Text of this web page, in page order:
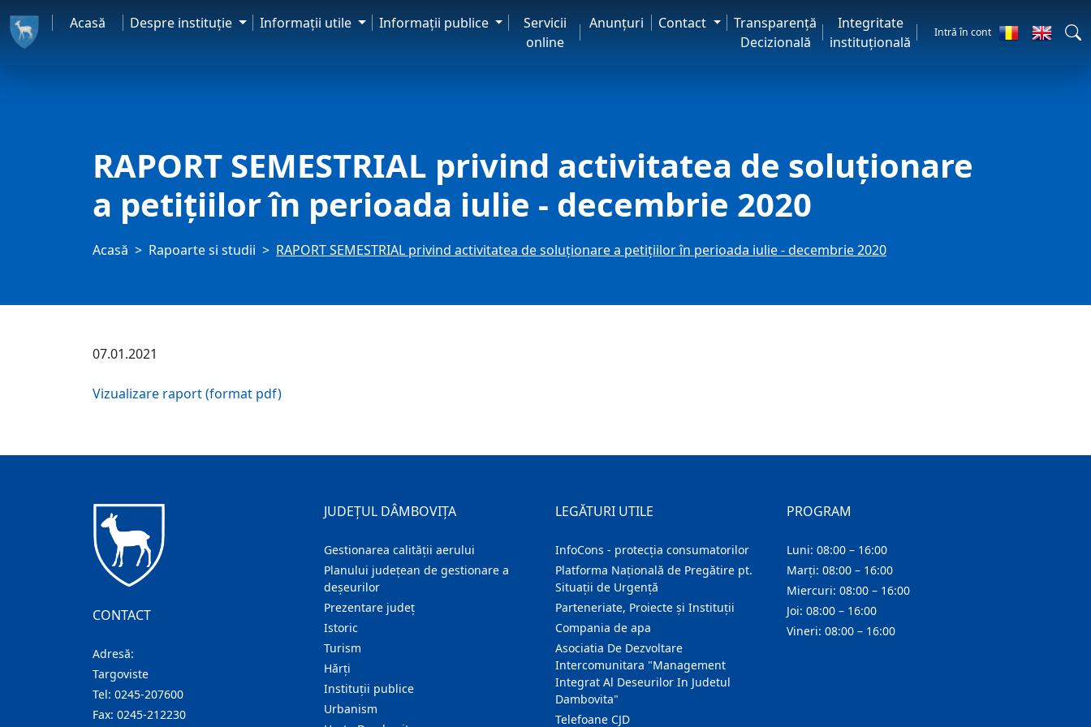
Acasă Despre instituţie Informaţii utile Informaţii publice
Servicii
online
Anunţuri Contact
Transparență
Decizională
Integritate
instituțională
Intră în cont
RAPORT SEMESTRIAL privind activitatea de soluţionare
a petiţiilor în perioada iulie - decembrie 2020
Acasă Rapoarte si studii RAPORT SEMESTRIAL privind activitatea de soluţionare a petiţiilor în perioada iulie - decembrie 2020
07.01.2021
Vizualizare raport (format pdf)
CONTACT
Adresă:
Targoviste
Tel: 0245-207600
Fax: 0245-212230
JUDEȚUL DÂMBOVIȚA
Gestionarea calității aerului
Planului județean de gestionare a
deșeurilor
Prezentare judeţ
Istoric
Turism
Hărţi
Instituţii publice
Urbanism
LEGĂTURI UTILE
InfoCons - protecția consumatorilor
Platforma Națională de Pregătire pt.
Situații de Urgență
Parteneriate, Proiecte și Instituții
Compania de apa
Asociatia De Dezvoltare
Intercomunitara "Management
Integrat Al Deseurilor In Judetul
Dambovita"
Telefoane CJD
PROGRAM
Luni: 08:00 – 16:00
Marți: 08:00 – 16:00
Miercuri: 08:00 – 16:00
Joi: 08:00 – 16:00
Vineri: 08:00 – 16:00